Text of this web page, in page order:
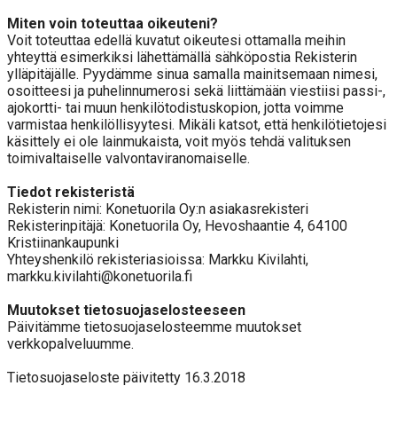
Miten voin toteuttaa oikeuteni?
Voit toteuttaa edellä kuvatut oikeutesi ottamalla meihin
yhteyttä esimerkiksi lähettämällä sähköpostia Rekisterin
ylläpitäjälle. Pyydämme sinua samalla mainitsemaan nimesi,
osoitteesi ja puhelinnumerosi sekä liittämään viestiisi passi-,
ajokortti- tai muun henkilötodistuskopion, jotta voimme
varmistaa henkilöllisyytesi. Mikäli katsot, että henkilötietojesi
käsittely ei ole lainmukaista, voit myös tehdä valituksen
toimivaltaiselle valvontaviranomaiselle.
Tiedot rekisteristä
Rekisterin nimi: Konetuorila Oy:n asiakasrekisteri
Rekisterinpitäjä: Konetuorila Oy, Hevoshaantie 4, 64100
Kristiinankaupunki
Yhteyshenkilö rekisteriasioissa: Markku Kivilahti,
markku.kivilahti@konetuorila.fi
Muutokset tietosuojaselosteeseen
Päivitämme tietosuojaselosteemme muutokset
verkkopalveluumme.
Tietosuojaseloste päivitetty 16.3.2018